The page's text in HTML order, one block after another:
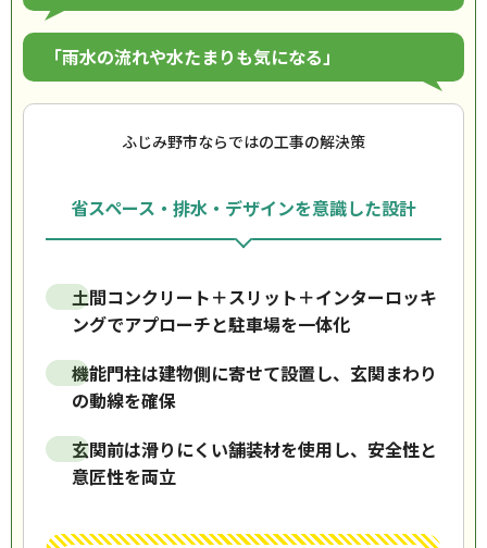
「雨水の流れや水たまりも気になる」
ふじみ野市ならではの工事の解決策
省スペース・排水・デザインを意識した設計
土間コンクリート＋スリット＋インターロッキ
ングでアプローチと駐車場を一体化
機能門柱は建物側に寄せて設置し、玄関まわり
の動線を確保
玄関前は滑りにくい舗装材を使用し、安全性と
意匠性を両立